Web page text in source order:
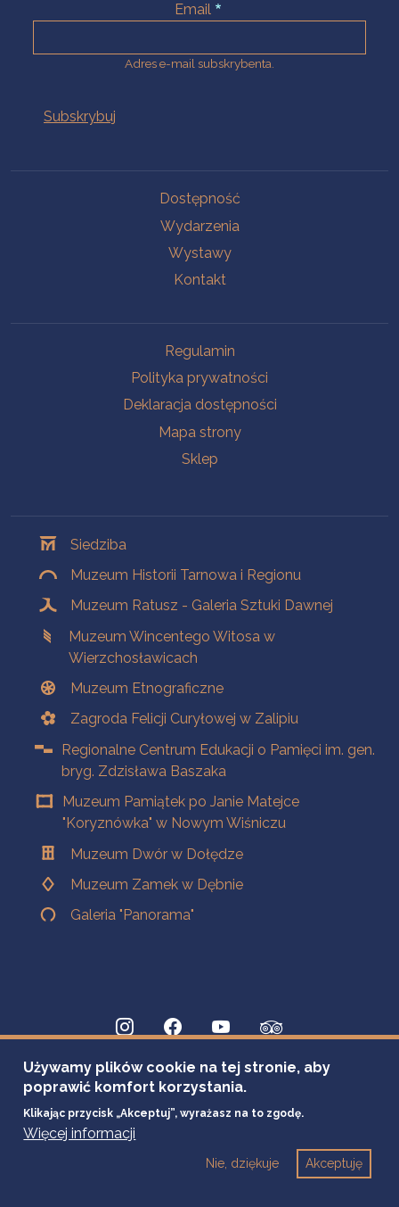
Email
Adres e-mail subskrybenta.
Dostępność
Wydarzenia
Wystawy
Kontakt
Regulamin
Polityka prywatności
Deklaracja dostępności
Mapa strony
Sklep
Siedziba
Muzeum Historii Tarnowa i Regionu
Muzeum Ratusz - Galeria Sztuki Dawnej
Muzeum Wincentego Witosa w
Wierzchosławicach
Muzeum Etnograficzne
Zagroda Felicji Curyłowej w Zalipiu
Regionalne Centrum Edukacji o Pamięci im. gen.
bryg. Zdzisława Baszaka
Muzeum Pamiątek po Janie Matejce
"Koryznówka" w Nowym Wiśniczu
Muzeum Dwór w Dołędze
Muzeum Zamek w Dębnie
Galeria "Panorama"
Używamy plików cookie na tej stronie, aby
poprawić komfort korzystania.
Klikając przycisk „Akceptuj”, wyrażasz na to zgodę.
Więcej informacji
Akceptuję
Nie, dziękuje